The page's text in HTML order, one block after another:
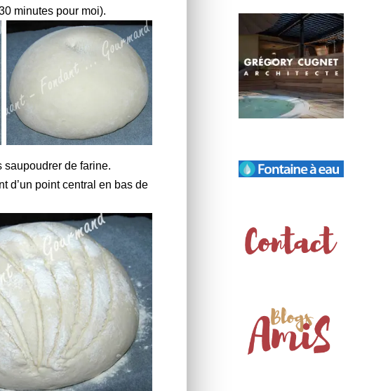
minutes pour moi).
saupoudrer de farine.
d’un point central en bas de